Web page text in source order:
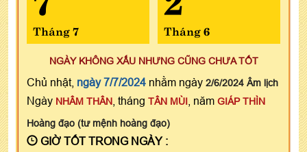
Tháng 7 Tháng 6
NGÀY KHÔNG XẤU NHƯNG CŨNG CHƯA TỐT
Chủ nhật, ngày 7/7/2024 nhằm ngày 2/6/2024 Âm lịch
Ngày NHÂM THÂN , tháng TÂN MÙI , năm GIÁP THÌN
Hoàng đạo (tư mệnh hoàng đạo)
GIỜ TỐT TRONG NGÀY :